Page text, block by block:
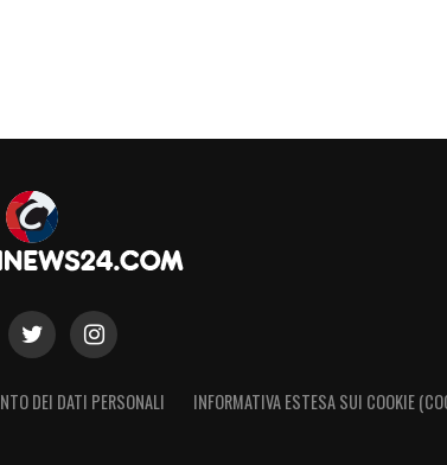
DEI DATI PERSONALI INFORMATIVA ESTESA SUI COOKIE